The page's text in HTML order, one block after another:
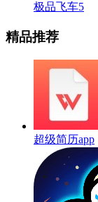
极品飞车5
精品推荐
超级简历app